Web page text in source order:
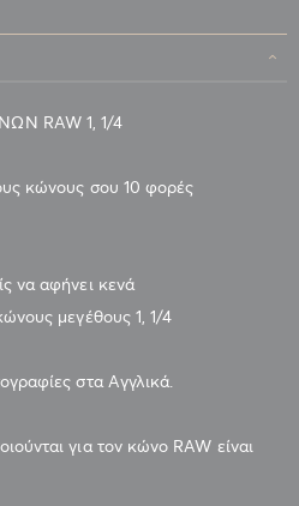
RAW 1, 1/4
κώνους σου 10 φορές
να αφήνει κενά
μεγέθους 1, 1/4
στα Αγγλικά.
για τον κώνο RAW είναι